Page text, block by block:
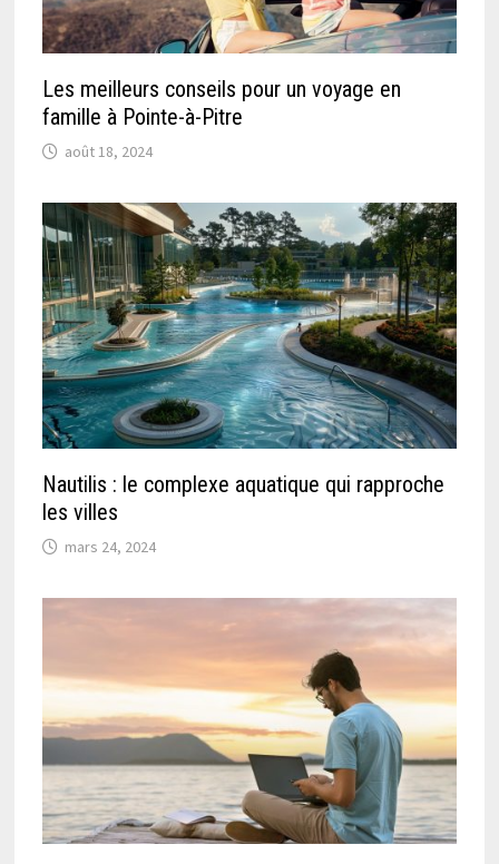
Les meilleurs conseils pour un voyage en
famille à Pointe-à-Pitre
août 18, 2024
Nautilis : le complexe aquatique qui rapproche
les villes
mars 24, 2024